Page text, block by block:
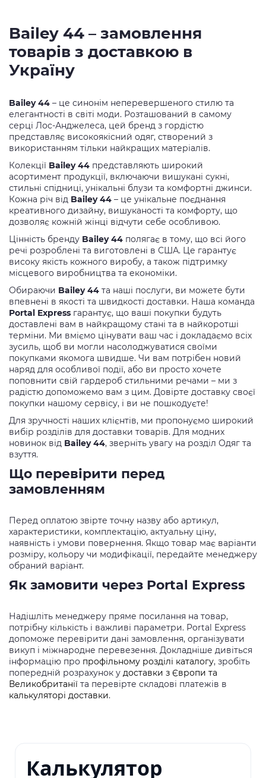
Bailey 44 – замовлення
товарів з доставкою в
Україну
Bailey 44 – це синонім неперевершеного стилю та
елегантності в світі моди. Розташований в самому
серці Лос-Анджелеса, цей бренд з гордістю
представляє високоякісний одяг, створений з
використанням тільки найкращих матеріалів.
Колекції Bailey 44 представляють широкий
асортимент продукції, включаючи вишукані сукні,
стильні спідниці, унікальні блузи та комфортні джинси.
Кожна річ від Bailey 44 – це унікальне поєднання
креативного дизайну, вишуканості та комфорту, що
дозволяє кожній жінці відчути себе особливою.
Цінність бренду Bailey 44 полягає в тому, що всі його
речі розроблені та виготовлені в США. Це гарантує
високу якість кожного виробу, а також підтримку
місцевого виробництва та економіки.
Обираючи Bailey 44 та наші послуги, ви можете бути
впевнені в якості та швидкості доставки. Наша команда
Portal Express гарантує, що ваші покупки будуть
доставлені вам в найкращому стані та в найкоротші
терміни. Ми вміємо цінувати ваш час і докладаємо всіх
зусиль, щоб ви могли насолоджуватися своїми
покупками якомога швидше. Чи вам потрібен новий
наряд для особливої події, або ви просто хочете
поповнити свій гардероб стильними речами – ми з
радістю допоможемо вам з цим. Довірте доставку своєї
покупки нашому сервісу, і ви не пошкодуєте!
Для зручності наших клієнтів, ми пропонуємо широкий
вибір розділів для доставки товарів. Для модних
новинок від Bailey 44, зверніть увагу на розділ Одяг та
взуття.
Що перевірити перед
замовленням
Перед оплатою звірте точну назву або артикул,
характеристики, комплектацію, актуальну ціну,
наявність і умови повернення. Якщо товар має варіанти
розміру, кольору чи модифікації, передайте менеджеру
обраний варіант.
Як замовити через Portal Express
Надішліть менеджеру пряме посилання на товар,
потрібну кількість і важливі параметри. Portal Express
допоможе перевірити дані замовлення, організувати
викуп і міжнародне перевезення. Докладніше дивіться
інформацію про профільному розділі каталогу, зробіть
попередній розрахунок у доставки з Європи та
Великобританії та перевірте складові платежів в
калькуляторі доставки.
Калькулятор